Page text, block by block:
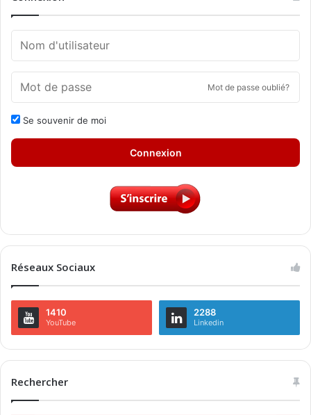
Mot de passe oublié?
Se souvenir de moi
Connexion
Réseaux Sociaux
1410
YouTube
2288
Linkedin
Rechercher